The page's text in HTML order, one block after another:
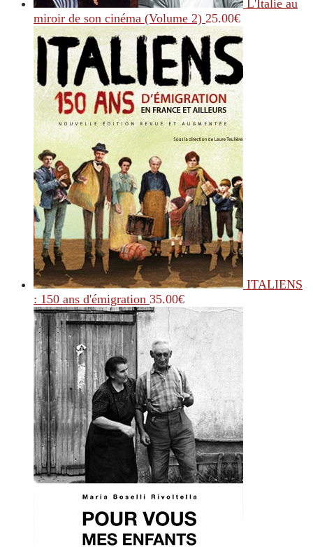
L'Italie au
miroir de son cinéma (Volume 2) 25.00€
ITALIENS
: 150 ans d'émigration 35.00€